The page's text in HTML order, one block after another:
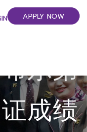
APPLY NOW
尔第
成绩